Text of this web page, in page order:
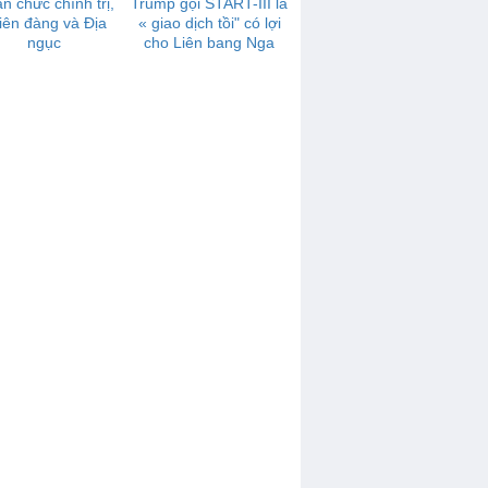
đàng và Địa
ngục
« giao dịch tồi" có lợi
cho Liên bang Nga